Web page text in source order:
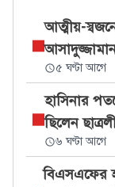
আত্মীয়-
৫ ঘণ্টা আগে
হাসিনার
ছিলেন
৬ ঘণ্টা আগে
বিএসএফের